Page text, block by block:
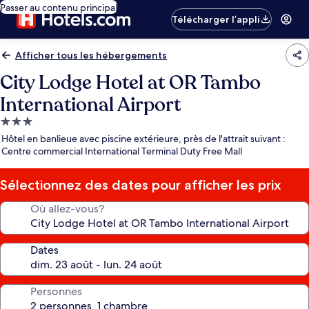
Passer au contenu principal
Télécharger l’appli
Afficher tous les hébergements
City Lodge Hotel at OR Tambo
International Airport
Hébergement
3.0 étoiles
Hôtel en banlieue avec piscine extérieure, près de l'attrait suivant :
Centre commercial International Terminal Duty Free Mall
Sélectionnez des dates pour afficher les prix
Où allez-vous?
Dates
Personnes